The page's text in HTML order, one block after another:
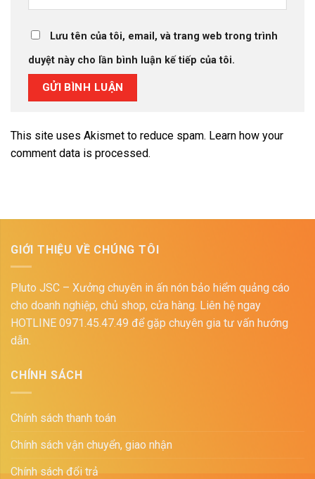
Lưu tên của tôi, email, và trang web trong trình
duyệt này cho lần bình luận kế tiếp của tôi.
This site uses Akismet to reduce spam. Learn how your
comment data is processed.
GIỚI THIỆU VỀ CHÚNG TÔI
Pluto JSC – Xưởng chuyên in ấn nón bảo hiểm quảng cáo
cho doanh nghiệp, chủ shop, cửa hàng. Liên hệ ngay
HOTLINE 0971.45.47.49 để gặp chuyên gia tư vấn hướng
dẫn.
CHÍNH SÁCH
Chính sách thanh toán
Chính sách vận chuyển, giao nhận
Chính sách đổi trả